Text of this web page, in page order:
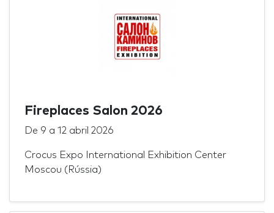
Fireplaces Salon 2026
De 9 a 12 abril 2026
Crocus Expo International Exhibition Center
Moscou (Rússia)